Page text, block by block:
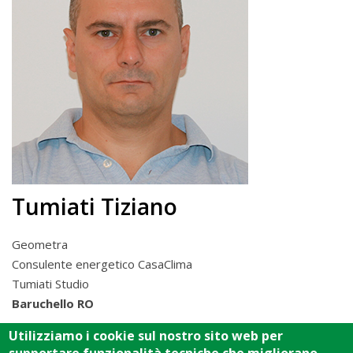
Tumiati Tiziano
Geometra
Consulente energetico CasaClima
Tumiati Studio
Baruchello RO
Via Leopoldo, 14/2
Utilizziamo i cookie sul nostro sito web per